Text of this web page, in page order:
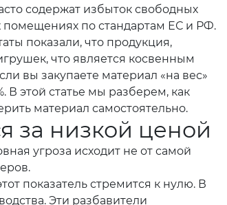
содержат избыток свободных
помещениях по стандартам ЕС и РФ.
показали, что продукция,
что является косвенным
вы закупаете материал «на вес»
В этой статье мы разберем, как
материал самостоятельно.
за низкой ценой
угроза исходит не от самой
показатель стремится к нулю. В
Эти разбавители